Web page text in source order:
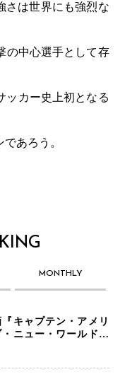
さは世界にも強烈な
の中心選手として存
ッカー史上初となる
あろう。
MONTHLY
キャプテン・アメリ
ニュー・ワールド』
ィドウ役のシラ・ハー